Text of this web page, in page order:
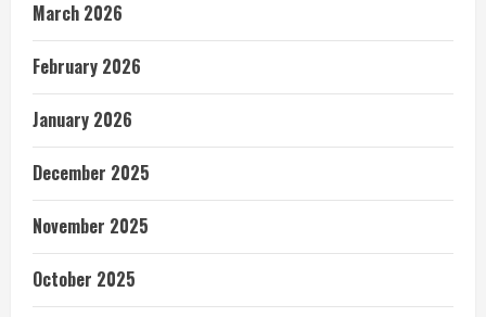
March 2026
February 2026
January 2026
December 2025
November 2025
October 2025